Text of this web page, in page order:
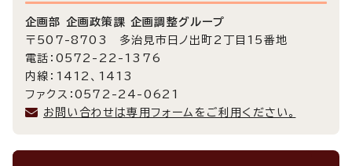
企画部 企画政策課 企画調整グループ
〒507-8703 多治見市日ノ出町2丁目15番地
電話：0572-22-1376
内線：1412、1413
ファクス：0572-24-0621
お問い合わせは専用フォームをご利用ください。